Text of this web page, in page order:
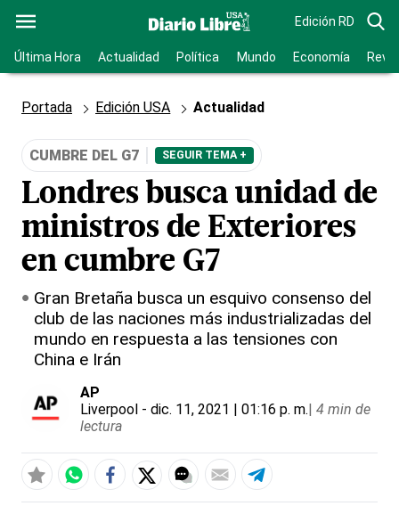
Edición RD
Última Hora Actualidad Política Mundo Economía
Portada Edición USA Actualidad
CUMBRE DEL G7 SEGUIR TEMA +
Londres busca unidad de
ministros de Exteriores
en cumbre G7
Gran Bretaña busca un esquivo consenso del
club de las naciones más industrializadas del
mundo en respuesta a las tensiones con
China e Irán
AP
Liverpool - dic. 11, 2021 | 01:16 p. m.| 4 min de
lectura